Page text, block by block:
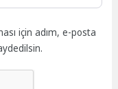
için adım, e-posta